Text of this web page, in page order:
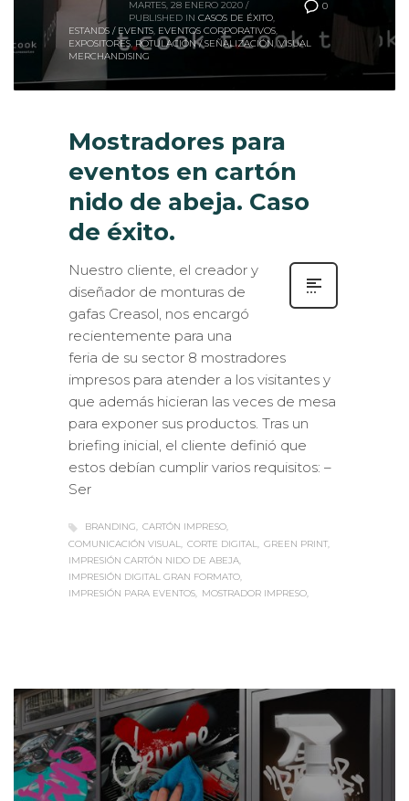
PUBLISHED IN CASOS DE ÉXITO
ESTANDS / EVENTS,EVENTOS CORPORATIVOS
EXPOSITORES,ROTULACIÓN / SEÑALIZACIÓN, VISUAL
MERCHANDISING
Mostradores para
eventos en cartón
nido de abeja. Caso
de éxito.
diseñador de monturas de
gafas Creasol, nos encargó
recientemente para una
feria de su sector 8 mostradores
impresos para atender a los visitantes y
que además hicieran las veces de mesa
para exponer sus productos. Tras un
briefing inicial, el cliente definió que
estos debían cumplir varios requisitos: –
Ser
COMUNICACIÓN VISUAL
CORTE DIGITAL
IMPRESIÓN CARTÓN NIDO DE ABEJA
IMPRESIÓN DIGITAL GRAN FORMATO
IMPRESIÓN PARA EVENTOS MOSTRADOR IMPRESO